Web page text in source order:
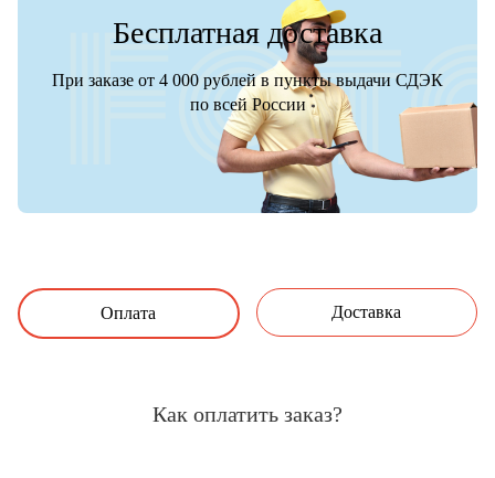
Бесплатная доставка
При заказе от 4 000 рублей в пункты выдачи СДЭК
по всей России
Оплата Доставка
Как оплатить заказ?